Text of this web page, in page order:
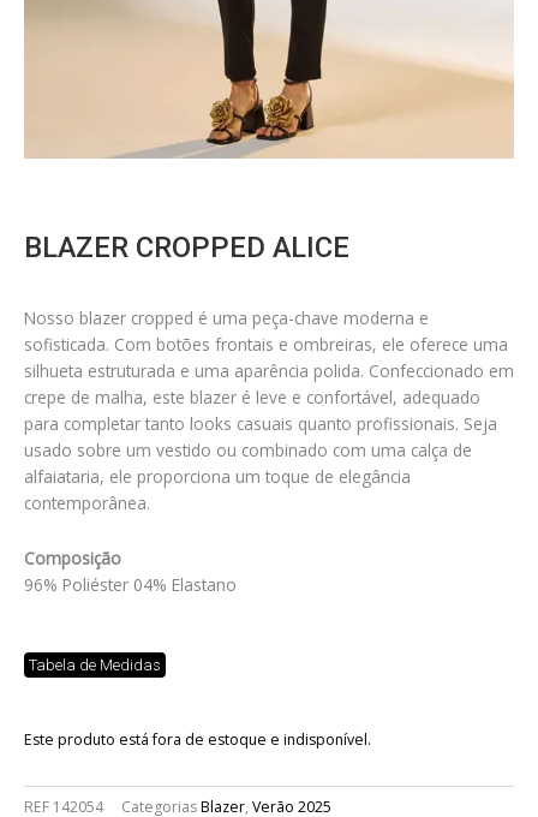
BLAZER CROPPED ALICE
Nosso blazer cropped é uma peça-chave moderna e
sofisticada. Com botões frontais e ombreiras, ele oferece uma
silhueta estruturada e uma aparência polida. Confeccionado em
crepe de malha, este blazer é leve e confortável, adequado
para completar tanto looks casuais quanto profissionais. Seja
usado sobre um vestido ou combinado com uma calça de
alfaiataria, ele proporciona um toque de elegância
contemporânea.
Composição
96% Poliéster 04% Elastano
Tabela de Medidas
Este produto está fora de estoque e indisponível.
REF 142054 CategoriasBlazer, Verão 2025